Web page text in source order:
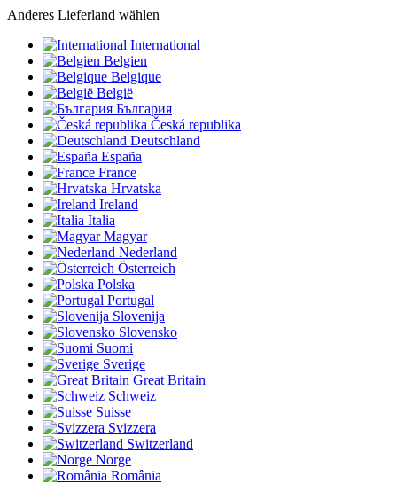
Anderes Lieferland wählen
International
Belgien
Belgique
België
България
Česká republika
Deutschland
España
France
Hrvatska
Ireland
Italia
Magyar
Nederland
Österreich
Polska
Portugal
Slovenija
Slovensko
Suomi
Sverige
Great Britain
Schweiz
Suisse
Svizzera
Switzerland
Norge
România